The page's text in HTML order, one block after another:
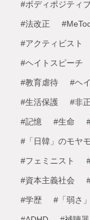
#ボディポジティ
#法改正
#アクティビスト
#ヘイトスピーチ
#教育虐待 #ヘ
#生活保護 #非
#記憶 #生命
#「日韓」のモヤ
#フェミニスト
#資本主義社会
#学歴 #「弱さ」